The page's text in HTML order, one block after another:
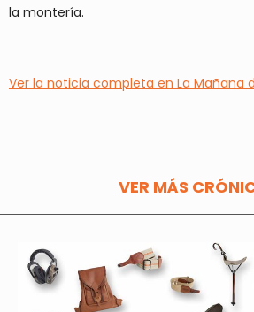
la montería.
Ver la noticia completa en La Mañana
VER MÁS